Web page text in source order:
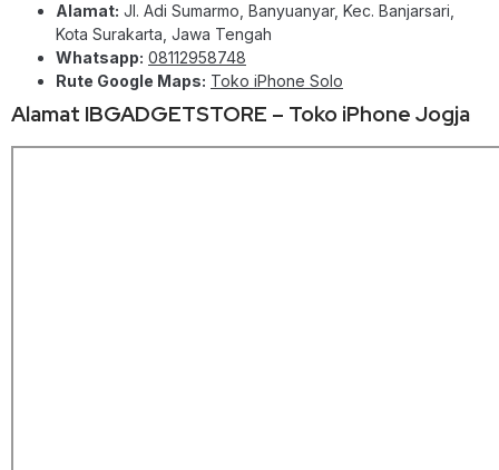
Alamat: Jl. Adi Sumarmo, Banyuanyar, Kec. Banjarsari,
Kota Surakarta, Jawa Tengah
Whatsapp: 08112958748
Rute Google Maps: Toko iPhone Solo
Alamat IBGADGETSTORE – Toko iPhone Jogja